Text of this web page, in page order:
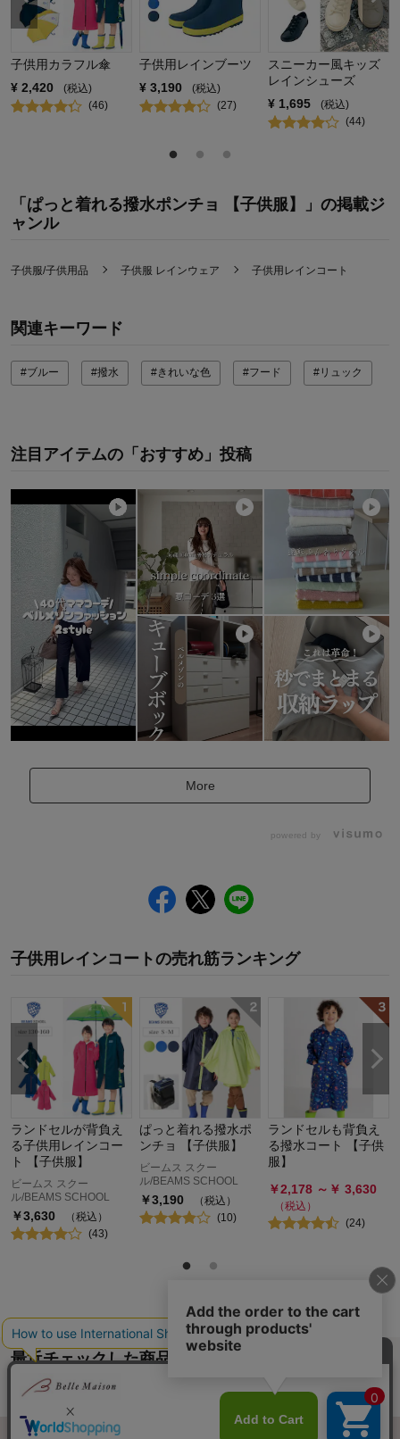
着心地･使用感
4.0
ブルー, M（推奨サイズ：135-155cm）
お子さまの性別：
お子様の年齢：
6～9歳
子供用カラフル傘
¥ 2,420
(税込)
(46)
子供用レインブーツ
¥ 3,190
(税込)
(27)
スニーカー風キッズ
レインシューズ
¥ 1,695
(税込)
(44)
「ぱっと着れる撥水ポンチョ 【子供服】」の掲載ジ
ャンル
子供服/子供用品 子供服 レインウェア 子供用レインコート
関連キーワード
#ブルー #撥水 #きれいな色 #フード #リュック
注目アイテムの「おすすめ」投稿
More
powered by
子供用レインコートの売れ筋ランキング
ランドセルが背負え
る子供用レインコー
ト 【子供服】
ビームス スクー
ル/BEAMS SCHOOL
￥3,630
（税込）
(43)
ぱっと着れる撥水ポ
ンチョ 【子供服】
ビームス スクー
ル/BEAMS SCHOOL
￥3,190
（税込）
(10)
ランドセルも背負え
る撥水コート 【子供
服】
￥2,178 ～￥ 3,630
（税込）
(24)
最近チェックした商品
履歴情報を残す